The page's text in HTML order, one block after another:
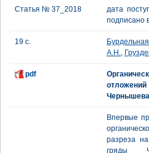
Статья № 37_2018
дата
подписано
19 с.
А.Н.,
pdf
Чернышева
Впервые
разреза
гряды